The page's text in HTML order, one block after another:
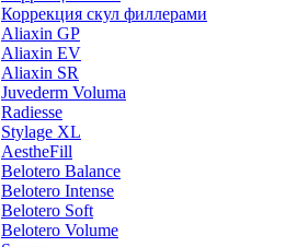
Коррекция скул филлерами
Aliaxin GP
Aliaxin EV
Aliaxin SR
Juvederm Voluma
Radiesse
Stylage XL
AestheFill
Belotero Balance
Belotero Intense
Belotero Soft
Belotero Volume